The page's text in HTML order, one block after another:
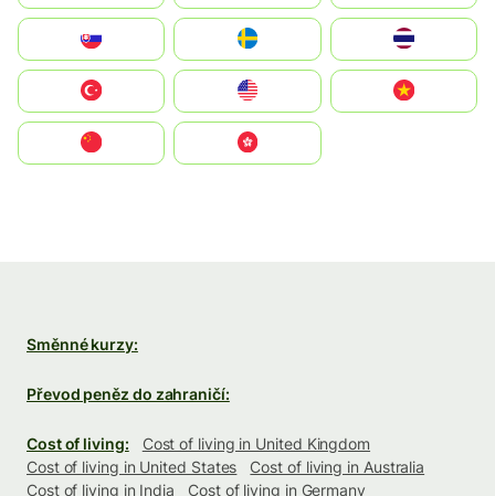
United States
中國香港特別行政區
Směnné kurzy:
Převod peněz do zahraničí:
Cost of living:
Cost of living in United Kingdom
Cost of living in United States
Cost of living in Australia
Cost of living in India
Cost of living in Germany